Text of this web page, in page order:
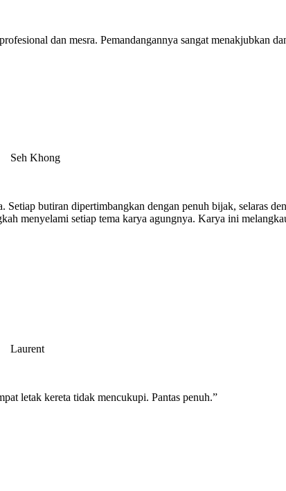
dan mesra. Pemandangannya sangat menakjubkan
Seh Khong
Setiap butiran dipertimbangkan dengan penuh bijak, selaras
menyelami setiap tema karya agungnya. Karya ini
Laurent
letak kereta tidak mencukupi. Pantas penuh.”